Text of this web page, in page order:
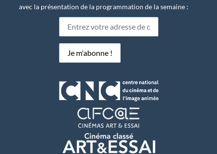
avec la présentation de la programmation de la semaine :